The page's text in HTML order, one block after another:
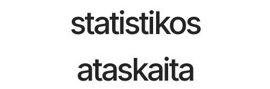
statistikos
ataskaita